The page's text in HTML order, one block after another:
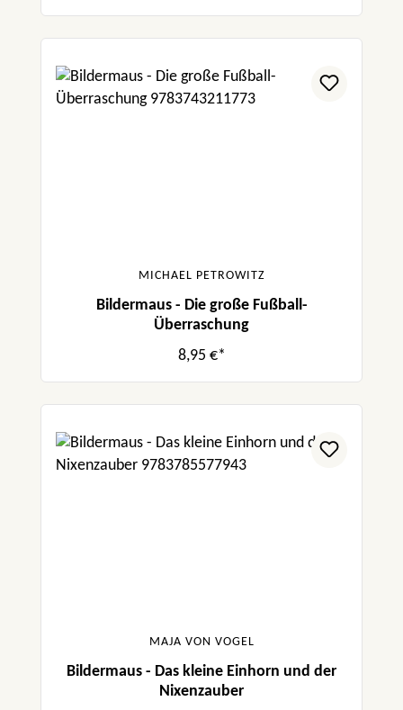
MICHAEL PETROWITZ
Bildermaus - Die große Fußball-
Überraschung
8,95 €*
MAJA VON VOGEL
Bildermaus - Das kleine Einhorn und der
Nixenzauber